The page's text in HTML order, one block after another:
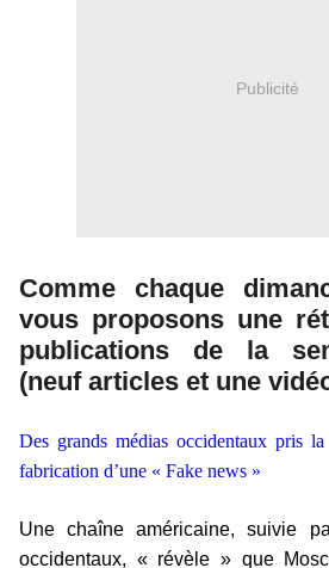
Publicité
Comme chaque
vous proposons une
publications de la
(neuf articles et une
Des grands médias occidentaux pris
fabrication d’une « Fake news »
Une chaîne américaine, suivie
occidentaux, « révèle » que